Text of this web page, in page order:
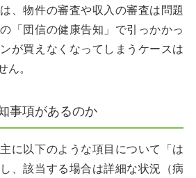
、物件の審査や収入の審査は問題
「団信の健康告知」で引っかかっ
が買えなくなってしまうケースは
。
事項があるのか
に以下のような項目について「は
、該当する場合は詳細な状況（病